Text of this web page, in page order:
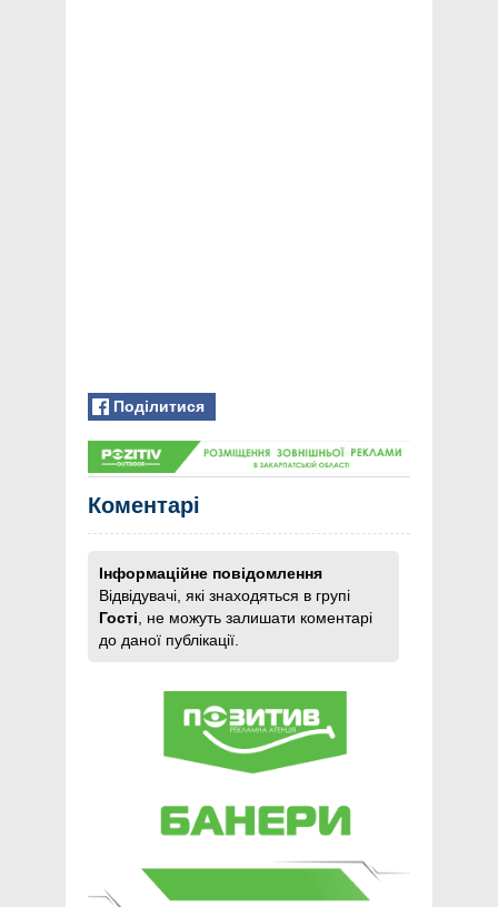
Поділитися
Коментарі
Інформаційне повідомлення
Відвідувачі, які знаходяться в групі
Гості , не можуть залишати коментарі
до даної публікації.